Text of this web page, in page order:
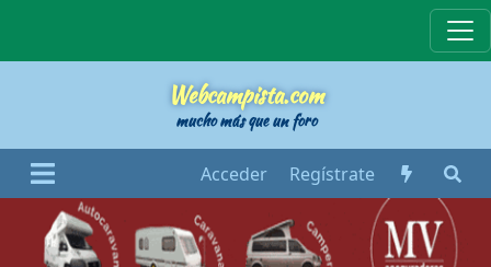
Webcampista.com
mucho más que un foro
Acceder Regístrate